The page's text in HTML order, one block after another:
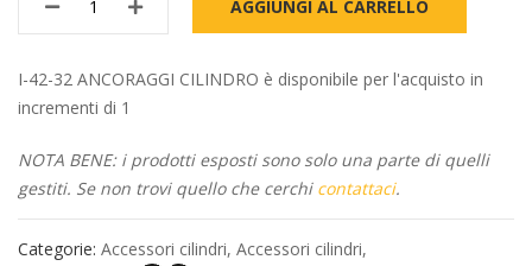
AGGIUNGI AL CARRELLO
I-42-32 ANCORAGGI CILINDRO è disponibile per l'acquisto in
incrementi di 1
NOTA BENE: i prodotti esposti sono solo una parte di quelli
gestiti. Se non trovi quello che cerchi contattaci.
Categorie: Accessori cilindri, Accessori cilindri,